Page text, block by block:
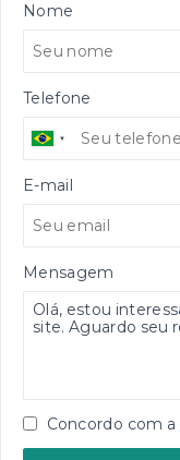
Nome
Telefone
E-mail
Mensagem
Concordo com a